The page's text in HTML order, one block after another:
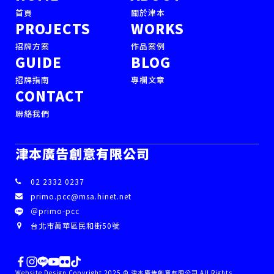
津本廣告創意有限公司
02 2332 0237
primo.pcc@msa.hinet.net
＠primo-pcc
台北市萬華區民和街50號
首頁 關於津本
PROJECTS
招牌方案
WORKS
作品案例
GUIDE
招牌指南
BLOG
專欄文章
CONTACT
聯絡我們